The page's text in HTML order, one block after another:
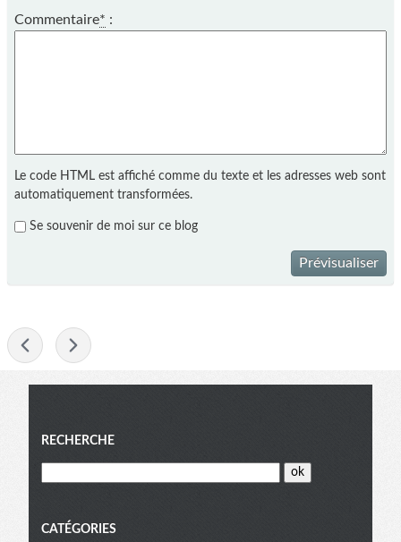
Commentaire* :
Le code HTML est affiché comme du texte et les adresses web sont
automatiquement transformées.
Se souvenir de moi sur ce blog
Prévisualiser
Menu
RECHERCHE
CATÉGORIES